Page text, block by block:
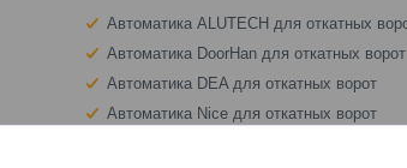
Автоматика ALUTECH для откатных
Автоматика DoorHan для откатных ворот
Автоматика DEA для откатных ворот
Автоматика Nice для откатных ворот